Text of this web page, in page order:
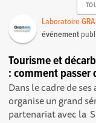
Laboratoire
événement
Tourisme et
: comment passer
Dans le cadre de
organise un grand
partenariat avec la